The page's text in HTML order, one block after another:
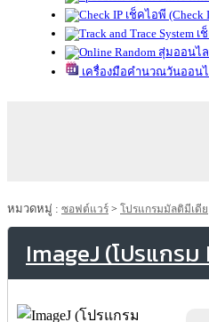
เช็คไอพี (Check
เ
สุ่มออนไ
เครื่องมือคำนวณวันออน
หมวดหมู่ : ซอฟต์แวร์ > โปรแกรมมัลติมีเดีย
ImageJ (โปรแกร